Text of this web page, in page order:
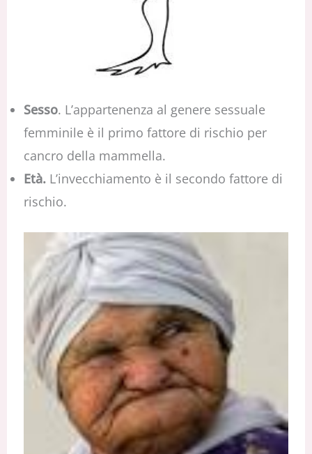
Sesso. L’appartenenza al genere sessuale
femminile è il primo fattore di rischio per
cancro della mammella.
Età. L’invecchiamento è il secondo fattore di
rischio.